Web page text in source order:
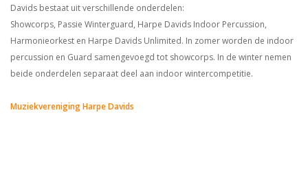
Davids bestaat uit verschillende onderdelen:
Showcorps, Passie Winterguard, Harpe Davids Indoor Percussion,
Harmonieorkest en Harpe Davids Unlimited. In zomer worden de indoor
percussion en Guard samengevoegd tot showcorps. In de winter nemen
beide onderdelen separaat deel aan indoor wintercompetitie.
Muziekvereniging Harpe Davids